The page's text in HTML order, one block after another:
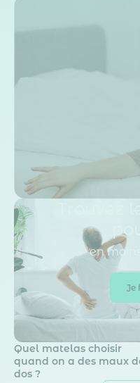
en
Je
Quel matelas choisir
quand on a des maux
dos ?